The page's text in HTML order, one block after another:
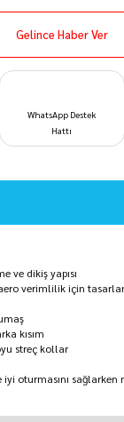
Gelince Haber Ver
WhatsApp Destek
Hattı
ve dikiş yapısı
verimlilik için
kısım
streç kollar
iyi oturmasını